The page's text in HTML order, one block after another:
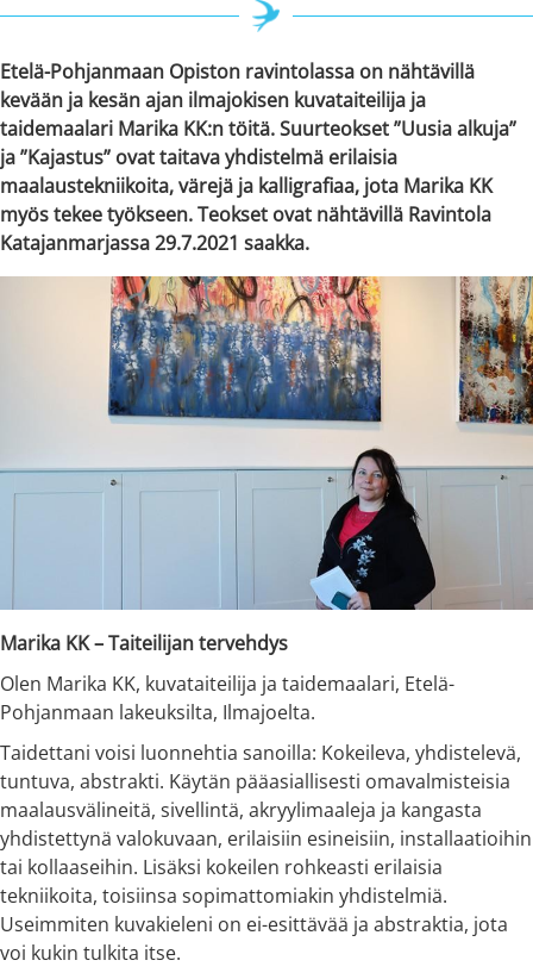
Etelä-Pohjanmaan Opiston ravintolassa on nähtävillä
kevään ja kesän ajan ilmajokisen kuvataiteilija ja
taidemaalari Marika KK:n töitä. Suurteokset ”Uusia alkuja”
ja ”Kajastus” ovat taitava yhdistelmä erilaisia
maalaustekniikoita, värejä ja kalligrafiaa, jota Marika KK
myös tekee työkseen. Teokset ovat nähtävillä Ravintola
Katajanmarjassa 29.7.2021 saakka.
Marika KK – Taiteilijan tervehdys
Olen Marika KK, kuvataiteilija ja taidemaalari, Etelä-
Pohjanmaan lakeuksilta, Ilmajoelta.
Taidettani voisi luonnehtia sanoilla: Kokeileva, yhdistelevä,
tuntuva, abstrakti. Käytän pääasiallisesti omavalmisteisia
maalausvälineitä, sivellintä, akryylimaaleja ja kangasta
yhdistettynä valokuvaan, erilaisiin esineisiin, installaatioihin
tai kollaaseihin. Lisäksi kokeilen rohkeasti erilaisia
tekniikoita, toisiinsa sopimattomiakin yhdistelmiä.
Useimmiten kuvakieleni on ei-esittävää ja abstraktia, jota
voi kukin tulkita itse.